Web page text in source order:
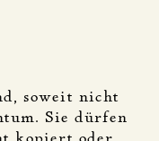
soweit nicht
Sie dürfen